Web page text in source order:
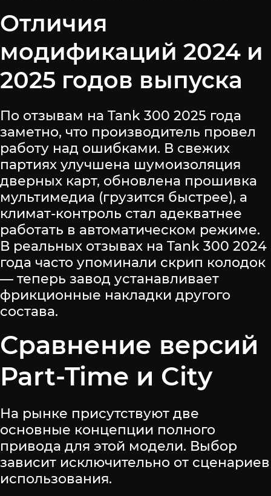
Отличия
модификаций 2024 и
2025 годов выпуска
По отзывам на Tank 300 2025 года
заметно, что производитель провел
работу над ошибками. В свежих
партиях улучшена шумоизоляция
дверных карт, обновлена прошивка
мультимедиа (грузится быстрее), а
климат-контроль стал адекватнее
работать в автоматическом режиме.
В реальных отзывах на Tank 300 2024
года часто упоминали скрип колодок
— теперь завод устанавливает
фрикционные накладки другого
состава.
Сравнение версий
Part-Time и City
На рынке присутствуют две
основные концепции полного
привода для этой модели. Выбор
зависит исключительно от сценариев
использования.